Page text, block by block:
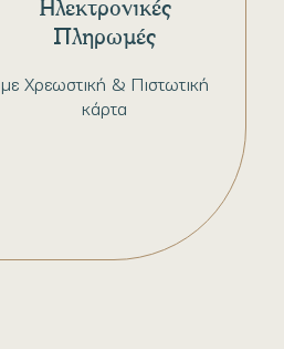
με Χρεωστική & Πιστωτική
κάρτα
Πληρωμές